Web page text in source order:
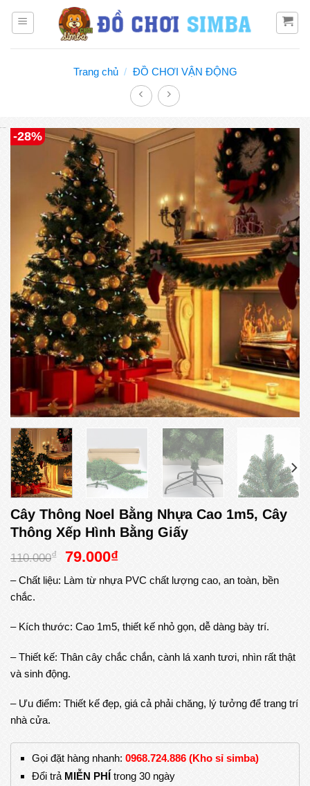
Trang chủ / ĐỒ CHƠI VẬN ĐỘNG
-28%
Cây Thông Noel Bằng Nhựa Cao 1m5, Cây
Thông Xếp Hình Bằng Giấy
110.000₫
Giá
là:
79.000₫Giá
tại
– Chất liệu: Làm từ nhựa PVC chất lượng cao, an toàn, bền
chắc.
– Kích thước: Cao 1m5, thiết kế nhỏ gọn, dễ dàng bày trí.
– Thiết kế: Thân cây chắc chắn, cành lá xanh tươi, nhìn rất thật
và sinh động.
– Ưu điểm: Thiết kế đẹp, giá cả phải chăng, lý tưởng để trang trí
nhà cửa.
Gọi đặt hàng nhanh: 0968.724.886 (Kho sỉ simba)
Đổi trảMIỄN PHÍtrong 30 ngày